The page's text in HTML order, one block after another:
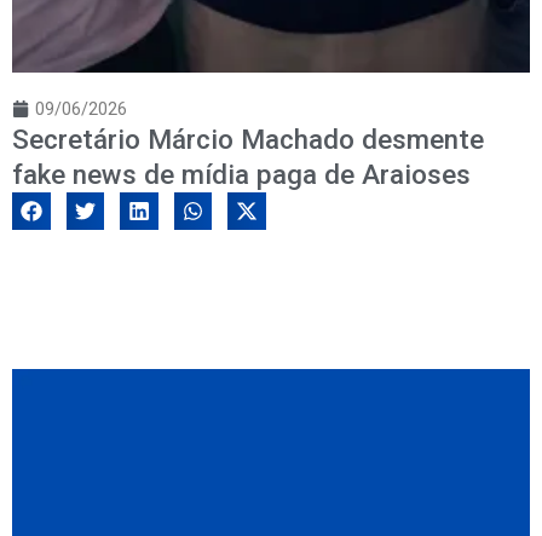
09/06/2026
Secretário Márcio Machado desmente
fake news de mídia paga de Araioses